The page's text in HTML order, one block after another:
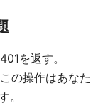
を返す。
の操作はあなた
。